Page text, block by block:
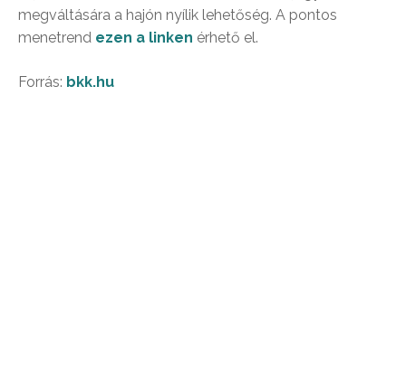
megváltására a hajón nyílik lehetőség. A pontos
menetrend ezen a linken érhető el.
Forrás: bkk.hu